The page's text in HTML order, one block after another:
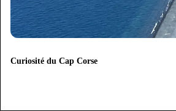
Curiosité du Cap Corse